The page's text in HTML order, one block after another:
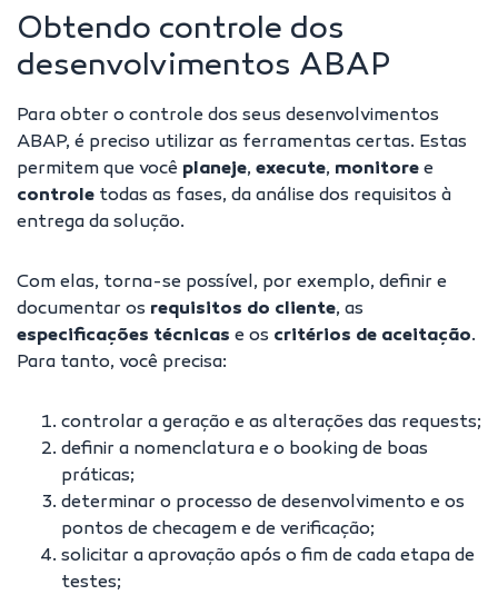
Obtendo controle dos
desenvolvimentos ABAP
Para obter o controle dos seus desenvolvimentos
ABAP, é preciso utilizar as ferramentas certas. Estas
permitem que você planeje, execute, monitore e
controle todas as fases, da análise dos requisitos à
entrega da solução.
Com elas, torna-se possível, por exemplo, definir e
documentar os requisitos do cliente, as
especificações técnicas e os critérios de aceitação.
Para tanto, você precisa:
controlar a geração e as alterações das requests;
definir a nomenclatura e o booking de boas
práticas;
determinar o processo de desenvolvimento e os
pontos de checagem e de verificação;
solicitar a aprovação após o fim de cada etapa de
testes;